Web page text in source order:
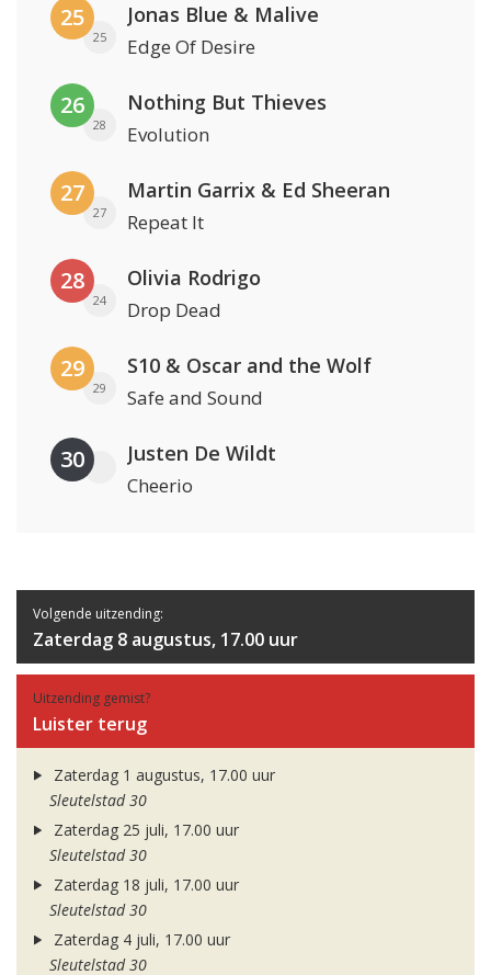
25
25
Jonas Blue & Malive
Edge Of Desire
26
28
Nothing But Thieves
Evolution
27
27
Martin Garrix & Ed Sheeran
Repeat It
28
24
Olivia Rodrigo
Drop Dead
29
29
S10 & Oscar and the Wolf
Safe and Sound
30 Justen De Wildt
Cheerio
Volgende uitzending:
Zaterdag 8 augustus, 17.00 uur
Uitzending gemist?
Luister terug
Zaterdag 1 augustus, 17.00 uur
Sleutelstad 30
Zaterdag 25 juli, 17.00 uur
Sleutelstad 30
Zaterdag 18 juli, 17.00 uur
Sleutelstad 30
Zaterdag 4 juli, 17.00 uur
Sleutelstad 30